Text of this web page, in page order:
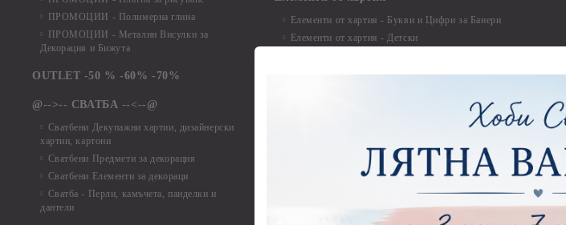
ПРОМОЦИИ - Полимерна глина
ПРОМОЦИИ - Метални Висулки за
Декорация и Бижута
OUTLET -50 % -60% -70%
@-->-- СВАТБА --<--@
Сватбени Декупажни хартии, дизайнерски
хартии, картони
Сватбени Предмети за декорация
Сватбени Елементи за декораци
Сватба - Перли, камъчета, панделки и
дантели
Елементи от хартия - Букви и Цифри за Банери
Елементи от хартия - Детски
Елементи от хартия - Животни, птици, пеперуди
Елементи от хартия - Дантели, бордюри, ъгли
Елементи от хартия - За Жени
Елементи от хартия - За Мъже
Елементи от хартия - Морски
Елементи от хартия - Къщи, Врати, Прозорци, Огради, Фенери